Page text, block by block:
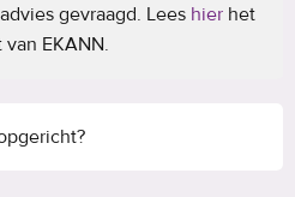
gevraagd. Lees hier het
EKANN.